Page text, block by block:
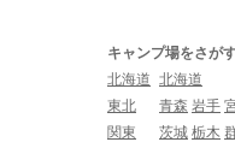
キャンプ場をさが
北海道 北海道
東北
青森 岩手
関東
茨城 栃木